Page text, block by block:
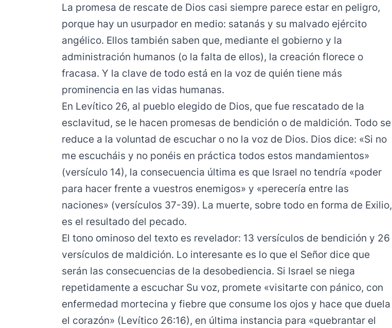
La promesa de rescate de Dios casi siempre parece estar en peligro,
porque hay un usurpador en medio: satanás y su malvado ejército
angélico. Ellos también saben que, mediante el gobierno y la
administración humanos (o la falta de ellos), la creación florece o
fracasa. Y la clave de todo está en la voz de quién tiene más
prominencia en las vidas humanas.
En Levítico 26, al pueblo elegido de Dios, que fue rescatado de la
esclavitud, se le hacen promesas de bendición o de maldición. Todo se
reduce a la voluntad de escuchar o no la voz de Dios. Dios dice: «Si no
me escucháis y no ponéis en práctica todos estos mandamientos»
(versículo 14), la consecuencia última es que Israel no tendría «poder
para hacer frente a vuestros enemigos» y «perecería entre las
naciones» (versículos 37-39). La muerte, sobre todo en forma de Exilio,
es el resultado del pecado.
El tono ominoso del texto es revelador: 13 versículos de bendición y 26
versículos de maldición. Lo interesante es lo que el Señor dice que
serán las consecuencias de la desobediencia. Si Israel se niega
repetidamente a escuchar Su voz, promete «visitarte con pánico, con
enfermedad mortecina y fiebre que consume los ojos y hace que duela
el corazón» (Levítico 26:16), en última instancia para «quebrantar el